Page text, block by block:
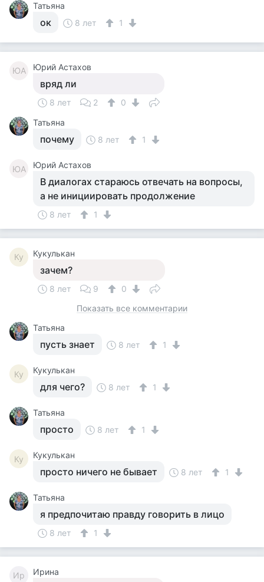
Татьяна
ок 8 лет 1
ЮА Юрий Астахов
вряд ли
8 лет 2
0
Татьяна
почему 8 лет 1
ЮА Юрий Астахов
В диалогах стараюсь отвечать на вопросы,
а не инициировать продолжение
8 лет 1
Ку Кукулькан
зачем?
8 лет 9
0
Показать все комментарии
Татьяна
пусть знает 8 лет 1
Ку Кукулькан
для чего? 8 лет 1
Татьяна
просто 8 лет 1
Ку Кукулькан
просто ничего не бывает 8 лет 1
Татьяна
я предпочитаю правду говорить в лицо
8 лет 1
Ир Ирина